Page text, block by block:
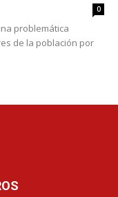
0
problemática
de la población por